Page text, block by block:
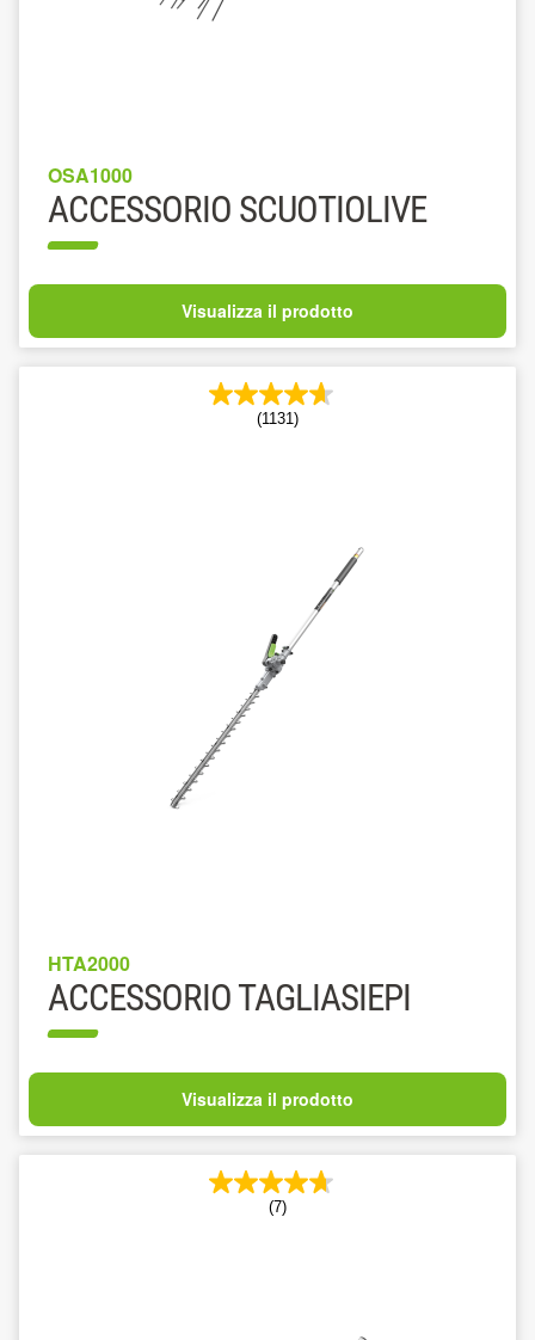
OSA1000
ACCESSORIO SCUOTIOLIVE
Visualizza il prodotto
(1131)
HTA2000
ACCESSORIO TAGLIASIEPI
Visualizza il prodotto
(7)